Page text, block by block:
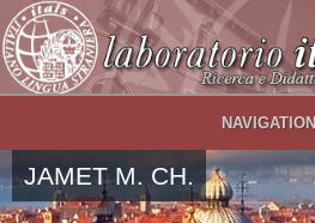
Salta al contenuto principale
NAVIGATION
JAMET M. CH.